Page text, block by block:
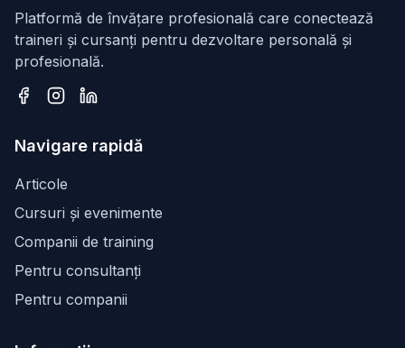
Platformă de învățare profesională care conectează
traineri și cursanți pentru dezvoltare personală și
profesională.
Navigare rapidă
Articole
Cursuri și evenimente
Companii de training
Pentru consultanți
Pentru companii